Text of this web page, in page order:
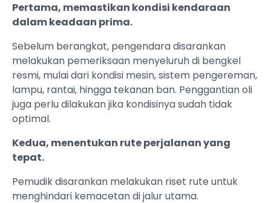
Pertama, memastikan kondisi kendaraan
dalam keadaan prima.
Sebelum berangkat, pengendara disarankan
melakukan pemeriksaan menyeluruh di bengkel
resmi, mulai dari kondisi mesin, sistem pengereman,
lampu, rantai, hingga tekanan ban. Penggantian oli
juga perlu dilakukan jika kondisinya sudah tidak
optimal.
Kedua, menentukan rute perjalanan yang
tepat.
Pemudik disarankan melakukan riset rute untuk
menghindari kemacetan di jalur utama.